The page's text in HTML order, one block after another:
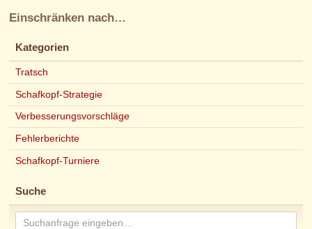
Einschränken nach…
Kategorien
Tratsch
Schafkopf-Strategie
Verbesserungsvorschläge
Fehlerberichte
Schafkopf-Turniere
Suche